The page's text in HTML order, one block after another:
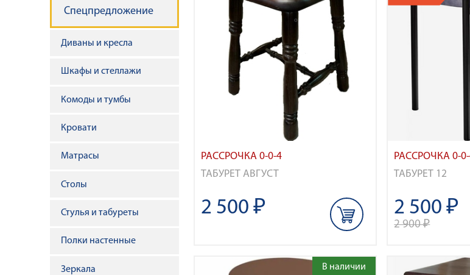
н
РАССРОЧКА 0-0-4
ТАБУРЕТ АВГУСТ
2 500 ₽
РАССРОЧКА 0-
ТАБУРЕТ 12
2 500 ₽
2 900 ₽
В наличии
Спецпредложение
Диваны и кресла
Шкафы и стеллажи
Комоды и тумбы
Кровати
Матрасы
Столы
Стулья и табуреты
Полки настенные
Зеркала